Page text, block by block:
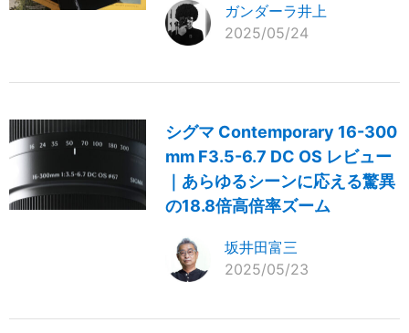
ガンダーラ井上
2025/05/24
シグマ Contemporary 16-300
mm F3.5-6.7 DC OS レビュー
｜あらゆるシーンに応える驚異
の18.8倍高倍率ズーム
坂井田富三
2025/05/23